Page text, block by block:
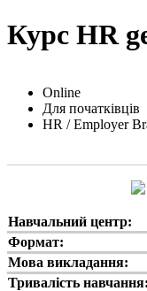
Курс HR
Online
Для початківців
HR / Employer
Навчальний центр:
Формат:
Мова викладання:
Тривалість навчання: